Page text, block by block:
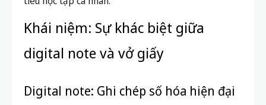
Khái niệm: Sự khác biệt giữa
digital note và vở giấy
Digital note: Ghi chép số hóa hiện đại